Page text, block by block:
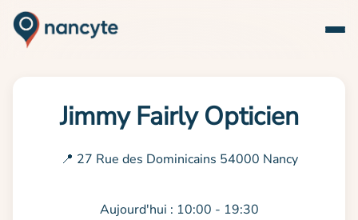
Jimmy Fairly Opticien
📍 27 Rue des Dominicains 54000 Nancy
Aujourd'hui : 10:00 - 19:30